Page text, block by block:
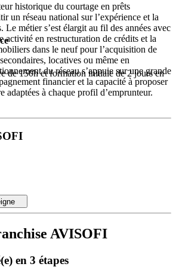
historique du courtage en prêts
un réseau national sur l’expérience et la
Le métier s’est élargit au fil des années avec
activité en restructuration de crédits et la
dans le neuf pour l’acquisition de
locatives ou même en
du réseau s’appuie sur une grande
financier et la capacité à proposer
adaptées à chaque profil d’emprunteur.
: une approche personnalisée
clients se fait en présentiel, du premier RDV
relation de confiance forte et durable,
en charge optimale à chaque étape du
maintiennent une présence
réactivité à l’ensemble des besoins
la probabilité de réalisation des dossiers et
tout au long du processus
: la force de la recommandation
fière d’annoncer que 69% des clients
de 150h et formation initiale de 2 jours en
AVISOFI
en 3 étapes